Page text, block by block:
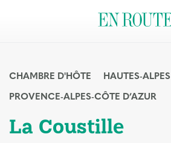
CHAMBRE D'HÔTE HAUTES-ALPES
PROVENCE-ALPES-CÔTE D’AZUR
La Coustille